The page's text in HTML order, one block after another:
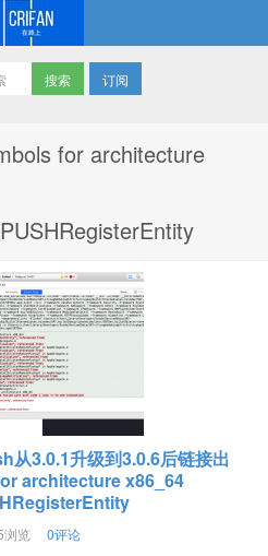
订阅
for architecture
从3.0.1升级到3.0.6后链接出
architecture x86_64
浏览 0评论